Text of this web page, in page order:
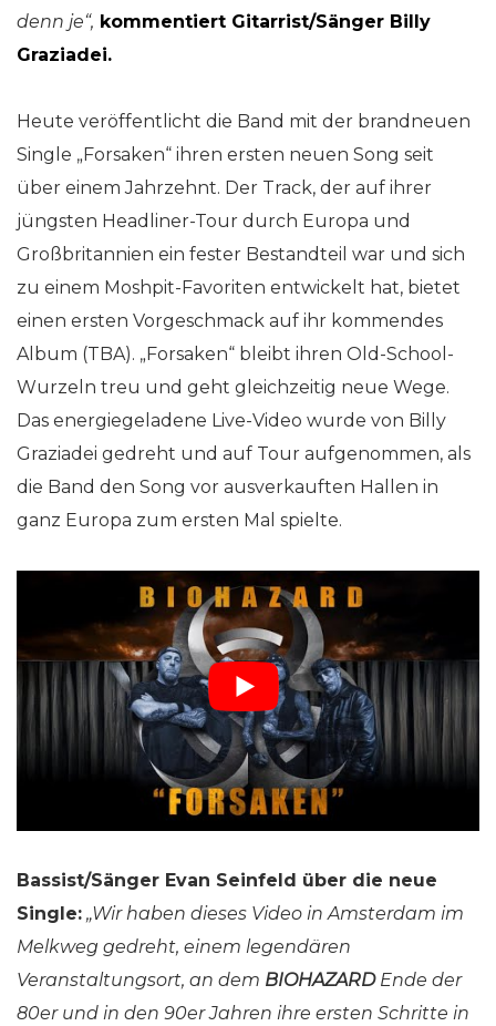
denn je“, kommentiert Gitarrist/Sänger Billy
Graziadei.
Heute veröffentlicht die Band mit der brandneuen
Single „Forsaken“ ihren ersten neuen Song seit
über einem Jahrzehnt. Der Track, der auf ihrer
jüngsten Headliner-Tour durch Europa und
Großbritannien ein fester Bestandteil war und sich
zu einem Moshpit-Favoriten entwickelt hat, bietet
einen ersten Vorgeschmack auf ihr kommendes
Album (TBA). „Forsaken“ bleibt ihren Old-School-
Wurzeln treu und geht gleichzeitig neue Wege.
Das energiegeladene Live-Video wurde von Billy
Graziadei gedreht und auf Tour aufgenommen, als
die Band den Song vor ausverkauften Hallen in
ganz Europa zum ersten Mal spielte.
Bassist/Sänger Evan Seinfeld über die neue
Single: „Wir haben dieses Video in Amsterdam im
Melkweg gedreht, einem legendären
Veranstaltungsort, an dem BIOHAZARDEnde der
80er und in den 90er Jahren ihre ersten Schritte in